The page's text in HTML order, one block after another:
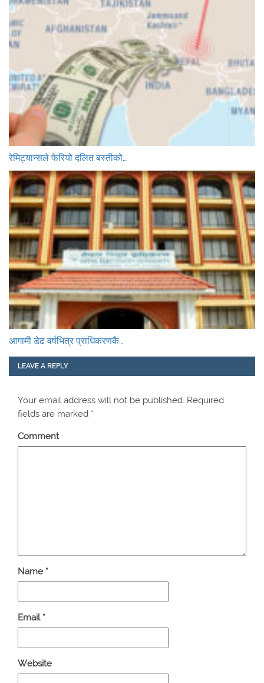
रेमिट्यान्सले फेरियो दलित बस्तीको…
आगामी डेढ वर्षभित्र प्राधिकरणकै…
LEAVE A REPLY
Your email address will not be published. Required
fields are marked *
Comment
Name *
Email *
Website